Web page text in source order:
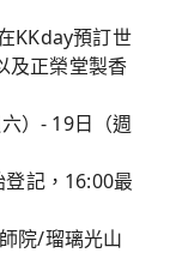
KKday預訂世
及正榮堂製香
）- 19日（週
記，16:00最
院/瑠璃光山